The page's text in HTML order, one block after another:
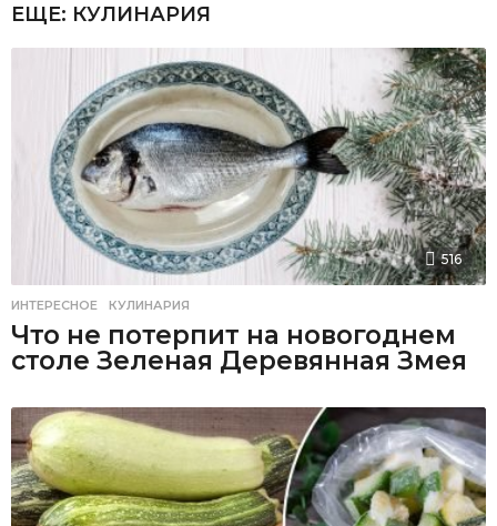
ЕЩЕ: КУЛИНАРИЯ
516
ИНТЕРЕСНОЕ ,КУЛИНАРИЯ
Что не потерпит на новогоднем
столе Зеленая Деревянная Змея